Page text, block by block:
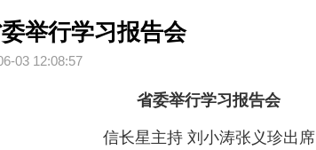
举行学习报告会
03 12:08:57
省委举行学习报告会
信长星主持 刘小涛张义珍出席